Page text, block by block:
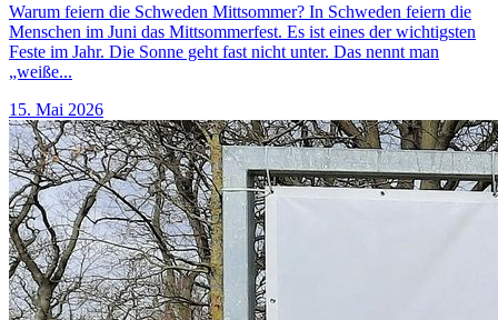
Warum feiern die Schweden Mittsommer? In Schweden feiern die
Menschen im Juni das Mittsommerfest. Es ist eines der wichtigsten
Feste im Jahr. Die Sonne geht fast nicht unter. Das nennt man
„weiße...
15. Mai 2026